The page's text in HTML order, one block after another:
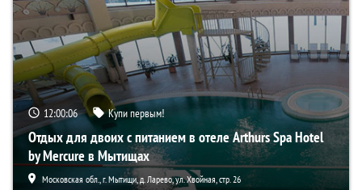
12:00:05 Купи первым!
Отдых для двоих с питанием в отеле Arthurs Spa Hotel
by Mercure в Мытищах
Московская обл., г. Мытищи, д. Ларево, ул. Хвойная, стр. 26